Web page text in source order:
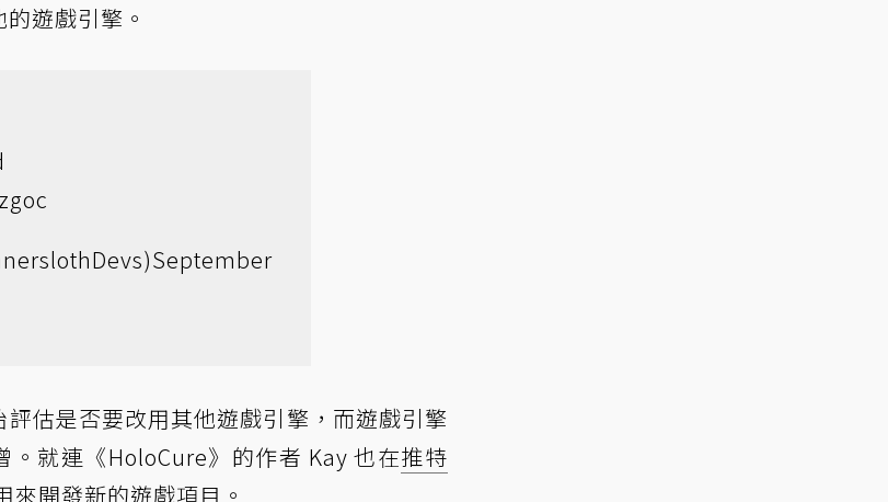
遊戲引擎。
September
估是否要改用其他遊戲引擎，而遊戲引擎
。就連《HoloCure》的作者 Kay 也在推特
開發新的遊戲項目。